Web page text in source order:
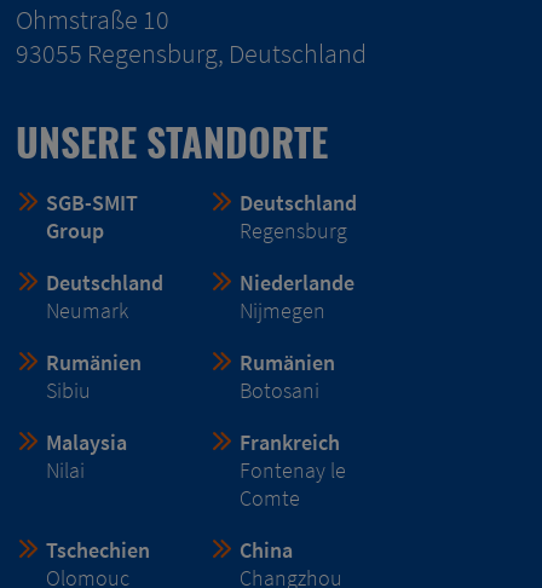
Ohmstraße 10
93055 Regensburg, Deutschland
UNSERE STANDORTE
SGB-SMIT
Group
Deutschland
Regensburg
Deutschland
Neumark
Niederlande
Nijmegen
Rumänien
Sibiu
Rumänien
Botosani
Malaysia
Nilai
Frankreich
Fontenay le
Comte
Tschechien
Olomouc
China
Changzhou